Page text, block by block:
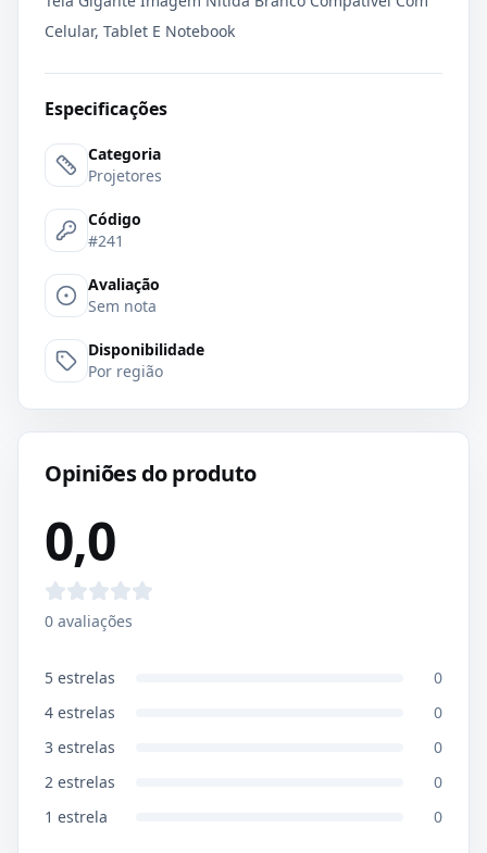
Celular, Tablet E Notebook
Especificações
Categoria
Projetores
Código
#241
Avaliação
Sem nota
Disponibilidade
Por região
Opiniões do produto
0,0
0 avaliações
5 estrelas
0
4 estrelas
0
3 estrelas
0
2 estrelas
0
1 estrela 0